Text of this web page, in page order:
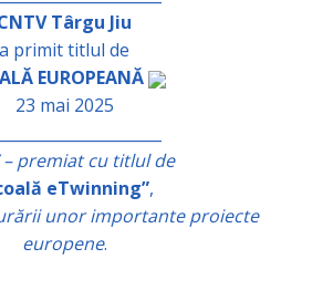
Târgu Jiu
a primit titlul de
EUROPEANĂ
23 mai 2025
– premiat cu titlul de
eTwinning”,
unor importante proiecte
europene.